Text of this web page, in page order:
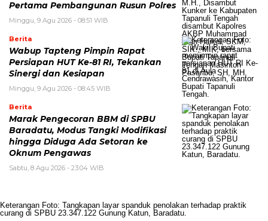
Pertama Pembangunan Rusun Polres
Minggu, 9 Agu 2026 - 08:51 WIB
Berita
Wabup Tapteng Pimpin Rapat
Persiapan HUT Ke-81 RI, Tekankan
Sinergi dan Kesiapan
Minggu, 9 Agu 2026 - 08:45 WIB
Berita
Marak Pengecoran BBM di SPBU
Baradatu, Modus Tangki Modifikasi
hingga Diduga Ada Setoran ke
Oknum Pengawas
Sabtu, 8 Agu 2026 - 23:04 WIB
Keterangan Foto: Tangkapan layar spanduk penolakan terhadap praktik
curang di SPBU 23.347.122 Gunung Katun, Baradatu.